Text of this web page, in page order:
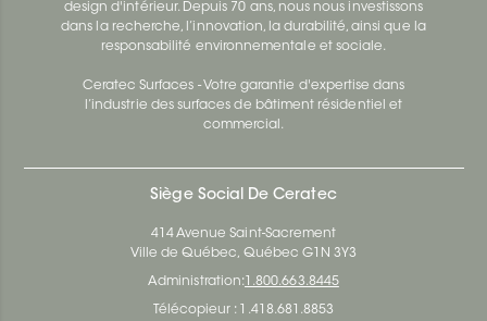
design d'intérieur. Depuis 70 ans, nous nous investissons
dans la recherche, l’innovation, la durabilité, ainsi que la
responsabilité environnementale et sociale.
Ceratec Surfaces - Votre garantie d'expertise dans
l’industrie des surfaces de bâtiment résidentiel et
commercial.
Siège Social De Ceratec
414 Avenue Saint-Sacrement
Ville de Québec, Québec G1N 3Y3
Administration: 1.800.663.8445
Télécopieur : 1.418.681.8853